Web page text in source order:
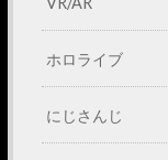
ホロライブ
にじさんじ